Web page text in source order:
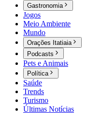
Gastronomia
Jogos
Meio Ambiente
Mundo
Orações Itatiaia
Podcasts
Pets e Animais
Política
Saúde
Trends
Turismo
Últimas Notícias